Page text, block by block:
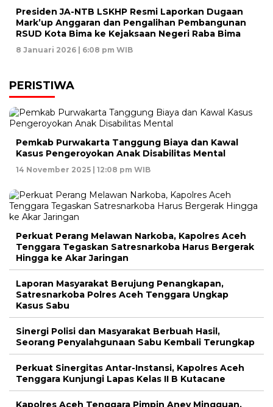
Presiden JA-NTB LSKHP Resmi Laporkan Dugaan
Mark’up Anggaran dan Pengalihan Pembangunan
RSUD Kota Bima ke Kejaksaan Negeri Raba Bima
8 Januari 2026 | 6:08 pm WIB
PERISTIWA
Pemkab Purwakarta Tanggung Biaya dan Kawal
Kasus Pengeroyokan Anak Disabilitas Mental
14 November 2025 | 12:08 pm WIB
Perkuat Perang Melawan Narkoba, Kapolres Aceh
Tenggara Tegaskan Satresnarkoba Harus Bergerak
Hingga ke Akar Jaringan
Laporan Masyarakat Berujung Penangkapan,
Satresnarkoba Polres Aceh Tenggara Ungkap
Kasus Sabu
Sinergi Polisi dan Masyarakat Berbuah Hasil,
Seorang Penyalahgunaan Sabu Kembali Terungkap
Perkuat Sinergitas Antar-Instansi, Kapolres Aceh
Tenggara Kunjungi Lapas Kelas II B Kutacane
Kapolres Aceh Tenggara Pimpin Anev Mingguan,